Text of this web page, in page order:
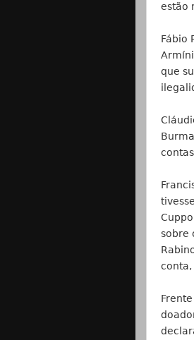
estão
Fábio
que
sobre
conta,